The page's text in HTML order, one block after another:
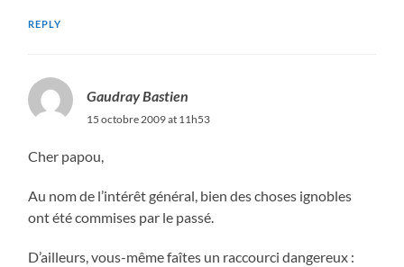
REPLY
Gaudray Bastien
15 octobre 2009 at 11h53
Cher papou,
Au nom de l’intérêt général, bien des choses ignobles
ont été commises par le passé.
D’ailleurs, vous-même faîtes un raccourci dangereux :